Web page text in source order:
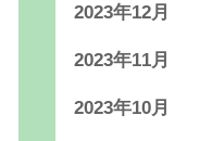
2023年12月
2023年11月
2023年10月